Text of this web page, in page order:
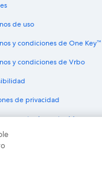
de uso
y condiciones de One Key™
y condiciones de Vrbo
de privacidad
y reporte de contenido
son marcas